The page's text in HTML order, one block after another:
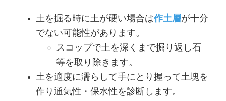
土を掘る時に土が硬い場合は作土層が十分
でない可能性があります。
スコップで土を深くまで掘り返し石
等を取り除きます。
土を適度に濡らして手にとり握って土塊を
作り通気性・保水性を診断します。